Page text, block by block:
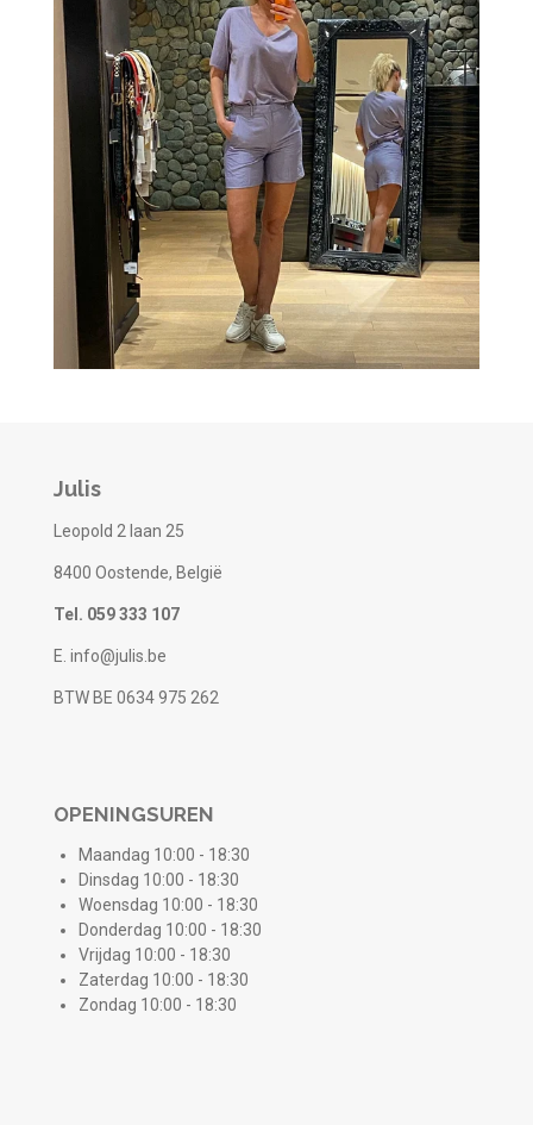
Julis
Leopold 2 laan 25
8400 Oostende, België
Tel. 059 333 107
E. info@julis.be
BTW BE 0634 975 262
OPENINGSUREN
Maandag 10:00 - 18:30
Dinsdag 10:00 - 18:30
Woensdag 10:00 - 18:30
Donderdag 10:00 - 18:30
Vrijdag 10:00 - 18:30
Zaterdag 10:00 - 18:30
Zondag 10:00 - 18:30